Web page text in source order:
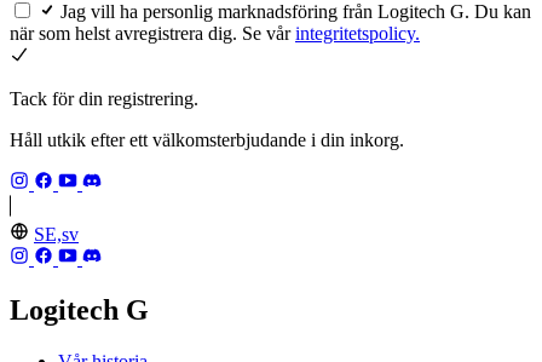
Jag vill ha personlig marknadsföring från Logitech G. Du kan
när som helst avregistrera dig. Se vårintegritetspolicy.
Tack för din registrering.
Håll utkik efter ett välkomsterbjudande i din inkorg.
SE,sv
Logitech G